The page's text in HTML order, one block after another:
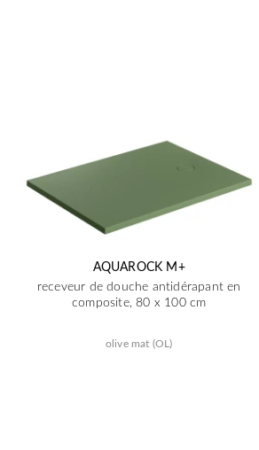
AQUAROCK M+
receveur de douche antidérapant en
composite, 80 x 100 cm
olive mat (OL)